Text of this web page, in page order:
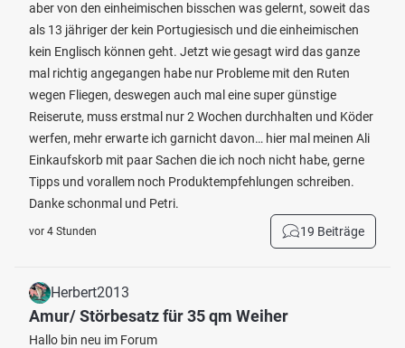
aber von den einheimischen bisschen was gelernt, soweit das
als 13 jähriger der kein Portugiesisch und die einheimischen
kein Englisch können geht. Jetzt wie gesagt wird das ganze
mal richtig angegangen habe nur Probleme mit den Ruten
wegen Fliegen, deswegen auch mal eine super günstige
Reiserute, muss erstmal nur 2 Wochen durchhalten und Köder
werfen, mehr erwarte ich garnicht davon… hier mal meinen Ali
Einkaufskorb mit paar Sachen die ich noch nicht habe, gerne
Tipps und vorallem noch Produktempfehlungen schreiben.
Danke schonmal und Petri.
vor 4 Stunden 19 Beiträge
Herbert2013
Amur/ Störbesatz für 35 qm Weiher
Hallo bin neu im Forum